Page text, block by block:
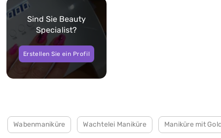
Sind Sie Beauty
Specialist?
Erstellen Sie ein Profil
Wabenmaniküre Wachtelei Maniküre Maniküre mit